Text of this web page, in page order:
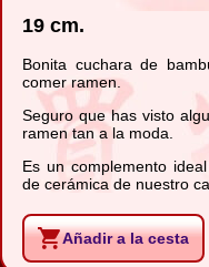
19 cm.
Bonita cuchara de
comer ramen.
Seguro que has visto
ramen tan a la moda.
Es un complemento
de cerámica de nuestro
Añadir a la cesta